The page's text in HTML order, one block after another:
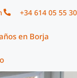
+34 614 05 55 30
en Borja